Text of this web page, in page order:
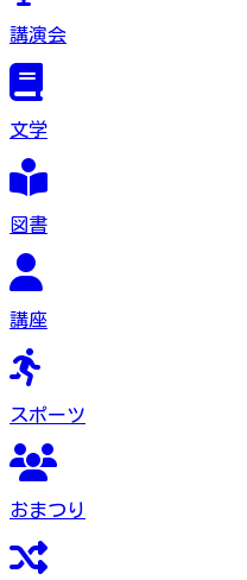
講演会
文学
図書
講座
スポーツ
おまつり